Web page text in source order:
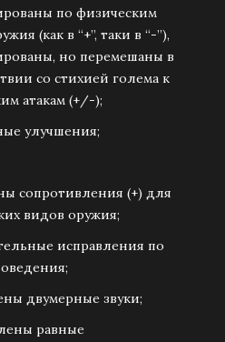
по физическим
(как в “+”, таки в “-”),
но перемешаны в
со стихией голема к
атакам (+/-);
улучшения;
сопротивления (+) для
видов оружия;
исправления по
двумерные звуки;
равные